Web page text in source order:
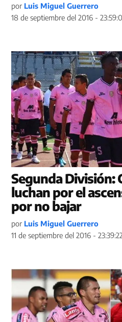
por Luis Miguel Guerrero
18 de septiembre del 2016 -
Segunda División:
luchan por el
por no bajar
por Luis Miguel Guerrero
11 de septiembre del 2016 - 23:39:22